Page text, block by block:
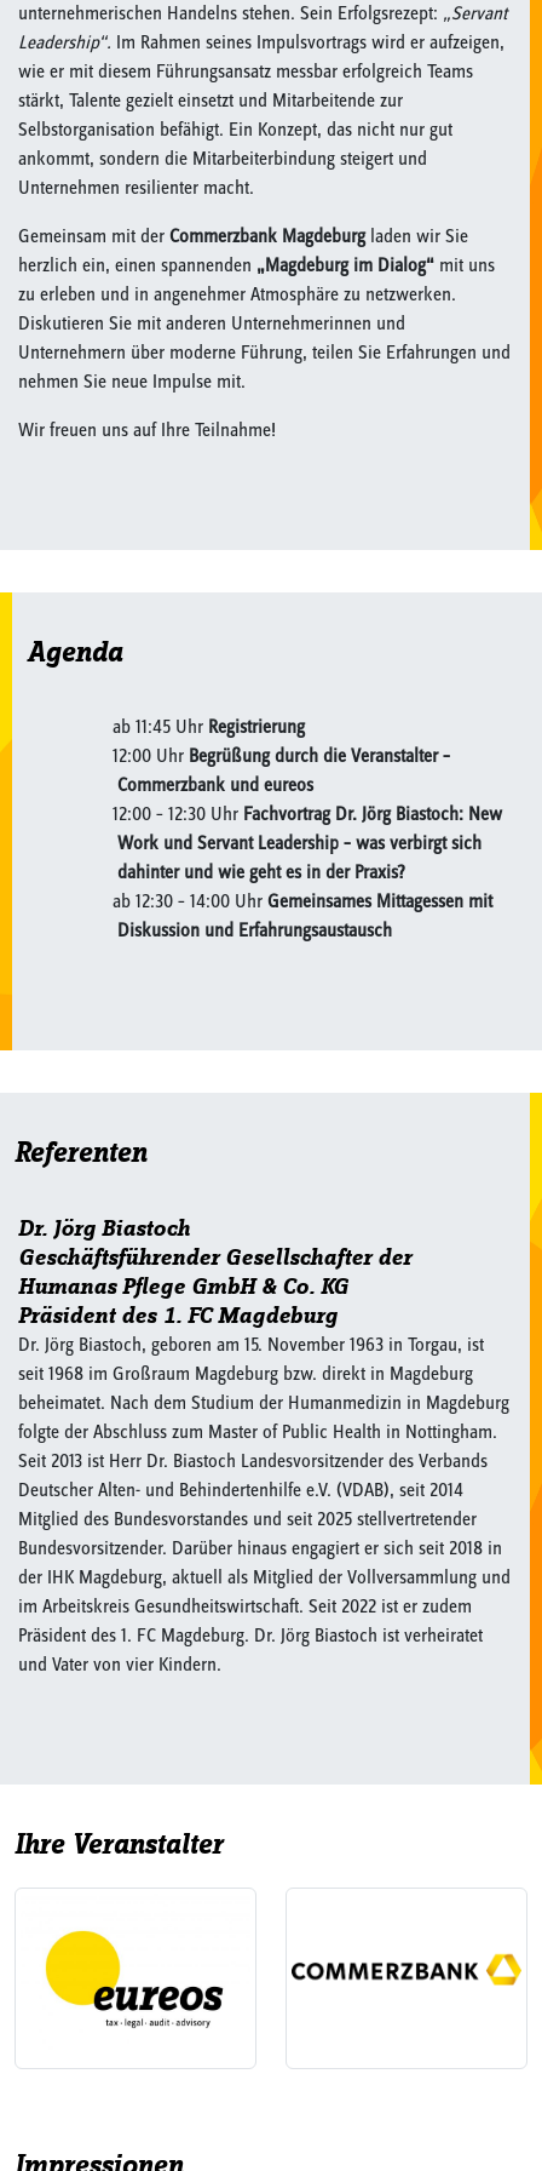
unternehmerischen Handelns stehen. Sein Erfolgsrezept: „Servant
Leadership“. Im Rahmen seines Impulsvortrags wird er aufzeigen,
wie er mit diesem Führungsansatz messbar erfolgreich Teams
stärkt, Talente gezielt einsetzt und Mitarbeitende zur
Selbstorganisation befähigt. Ein Konzept, das nicht nur gut
ankommt, sondern die Mitarbeiterbindung steigert und
Unternehmen resilienter macht.
Gemeinsam mit der Commerzbank Magdeburg laden wir Sie
herzlich ein, einen spannenden „Magdeburg im Dialog“ mit uns
zu erleben und in angenehmer Atmosphäre zu netzwerken.
Diskutieren Sie mit anderen Unternehmerinnen und
Unternehmern über moderne Führung, teilen Sie Erfahrungen und
nehmen Sie neue Impulse mit.
Wir freuen uns auf Ihre Teilnahme!
Agenda
ab 11:45 Uhr Registrierung
12:00 Uhr Begrüßung durch die Veranstalter –
Commerzbank und eureos
12:00 – 12:30 Uhr Fachvortrag Dr. Jörg Biastoch: New
Work und Servant Leadership – was verbirgt sich
dahinter und wie geht es in der Praxis?
ab 12:30 – 14:00 Uhr Gemeinsames Mittagessen mit
Diskussion und Erfahrungsaustausch
Referenten
Dr. Jörg Biastoch
Geschäftsführender Gesellschafter der
Humanas Pflege GmbH & Co. KG
Präsident des 1. FC Magdeburg
Dr. Jörg Biastoch, geboren am 15. November 1963 in Torgau, ist
seit 1968 im Großraum Magdeburg bzw. direkt in Magdeburg
beheimatet. Nach dem Studium der Humanmedizin in Magdeburg
folgte der Abschluss zum Master of Public Health in Nottingham.
Seit 2013 ist Herr Dr. Biastoch Landesvorsitzender des Verbands
Deutscher Alten- und Behindertenhilfe e.V. (VDAB), seit 2014
Mitglied des Bundesvorstandes und seit 2025 stellvertretender
Bundesvorsitzender. Darüber hinaus engagiert er sich seit 2018 in
der IHK Magdeburg, aktuell als Mitglied der Vollversammlung und
im Arbeitskreis Gesundheitswirtschaft. Seit 2022 ist er zudem
Präsident des 1. FC Magdeburg. Dr. Jörg Biastoch ist verheiratet
und Vater von vier Kindern.
Ihre Veranstalter